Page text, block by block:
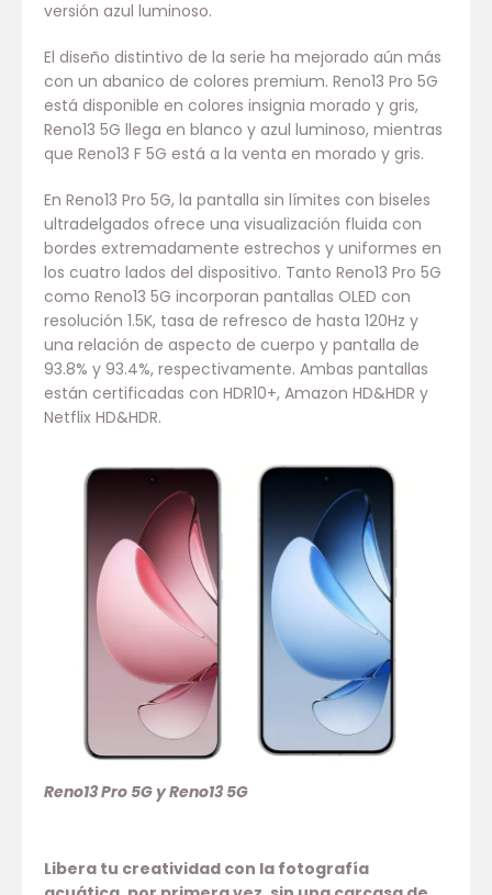
versión azul luminoso.
El diseño distintivo de la serie ha mejorado aún más
con un abanico de colores premium. Reno13 Pro 5G
está disponible en colores insignia morado y gris,
Reno13 5G llega en blanco y azul luminoso, mientras
que Reno13 F 5G está a la venta en morado y gris.
En Reno13 Pro 5G, la pantalla sin límites con biseles
ultradelgados ofrece una visualización fluida con
bordes extremadamente estrechos y uniformes en
los cuatro lados del dispositivo. Tanto Reno13 Pro 5G
como Reno13 5G incorporan pantallas OLED con
resolución 1.5K, tasa de refresco de hasta 120Hz y
una relación de aspecto de cuerpo y pantalla de
93.8% y 93.4%, respectivamente. Ambas pantallas
están certificadas con HDR10+, Amazon HD&HDR y
Netflix HD&HDR.
Reno13 Pro 5G y Reno13 5G
Libera tu creatividad con la fotografía